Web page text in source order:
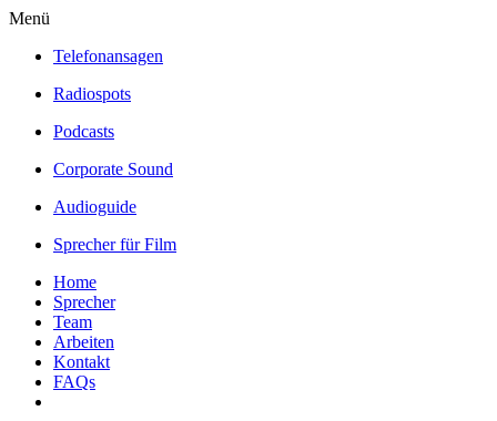
Menü
Telefonansagen
Radiospots
Podcasts
Corporate Sound
Audioguide
Sprecher für Film
Home
Sprecher
Team
Arbeiten
Kontakt
FAQs